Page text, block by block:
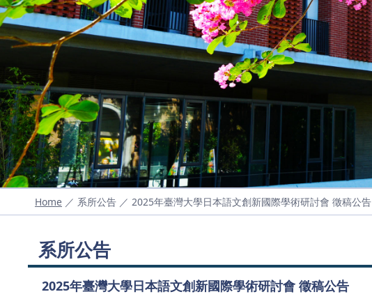
Home ／ 系所公告 ／ 2025年臺灣大學日本語文創新國際學術研討會 徵稿公告
系所公告
2025年臺灣大學日本語文創新國際學術研討會 徵稿公告